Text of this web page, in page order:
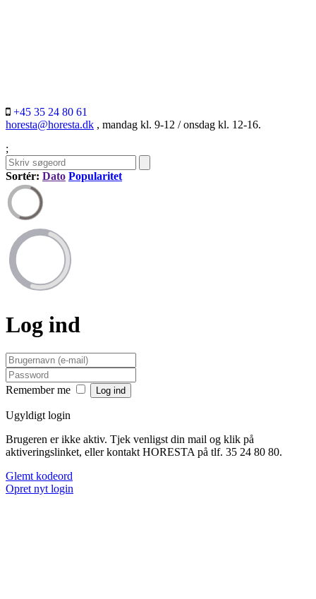
+45 35 24 80 61
horesta@horesta.dk , mandag kl. 9-12 / onsdag kl. 12-16.
;
Sortér: Dato Popularitet
Log ind
Remember me
Ugyldigt login
Brugeren er ikke aktiv. Tjek venligst din mail og klik på
aktiveringslinket, eller kontakt HORESTA på tlf. 35 24 80 80.
Glemt kodeord
Opret nyt login